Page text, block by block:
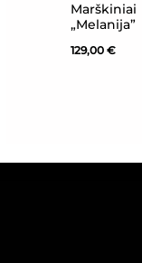
Marškiniai
„Melanija”
129,00€